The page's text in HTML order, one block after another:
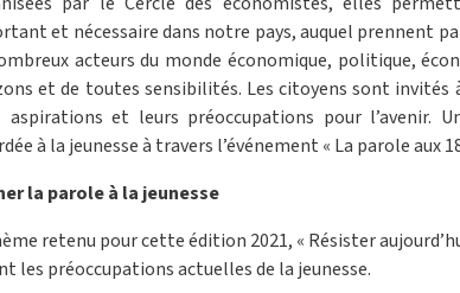
et nécessaire dans notre pays, auquel prennent
acteurs du monde économique, politique,
et de toutes sensibilités. Les citoyens sont invités
aspirations et leurs préoccupations pour l’avenir.
à la jeunesse à travers l’événement « La parole aux
la parole à la jeunesse
retenu pour cette édition 2021, « Résister
les préoccupations actuelles de la jeunesse.